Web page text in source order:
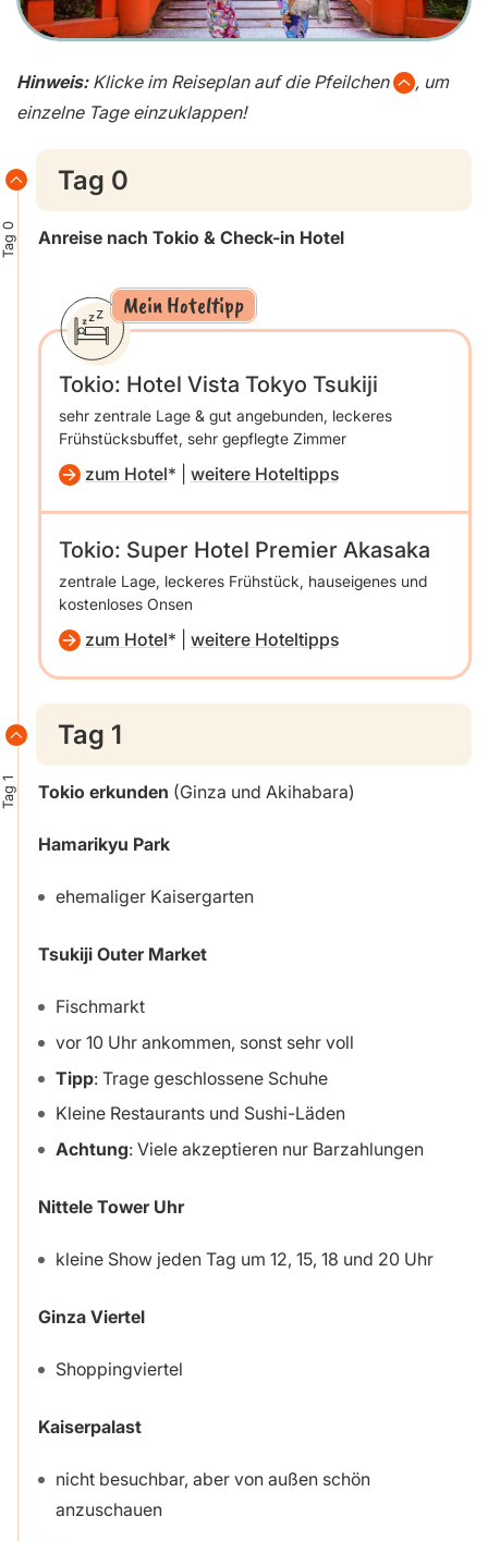
Hinweis: Klicke im Reiseplan auf die Pfeilchen
, um
einzelne Tage einzuklappen!
Tag 0
Tag 0
Anreise nach Tokio & Check-in Hotel
Mein Hoteltipp
Tokio: Hotel Vista Tokyo Tsukiji
sehr zentrale Lage & gut angebunden, leckeres
Frühstücksbuffet, sehr gepflegte Zimmer
zum Hotel weitere Hoteltipps
Tokio: Super Hotel Premier Akasaka
zentrale Lage, leckeres Frühstück, hauseigenes und
kostenloses Onsen
zum Hotel weitere Hoteltipps
Tag 1
Tag 1
Tokio erkunden (Ginza und Akihabara)
Hamarikyu Park
ehemaliger Kaisergarten
Tsukiji Outer Market
Fischmarkt
vor 10 Uhr ankommen, sonst sehr voll
Tipp: Trage geschlossene Schuhe
Kleine Restaurants und Sushi-Läden
Achtung: Viele akzeptieren nur Barzahlungen
Nittele Tower Uhr
kleine Show jeden Tag um 12, 15, 18 und 20 Uhr
Ginza Viertel
Shoppingviertel
Kaiserpalast
nicht besuchbar, aber von außen schön
anzuschauen